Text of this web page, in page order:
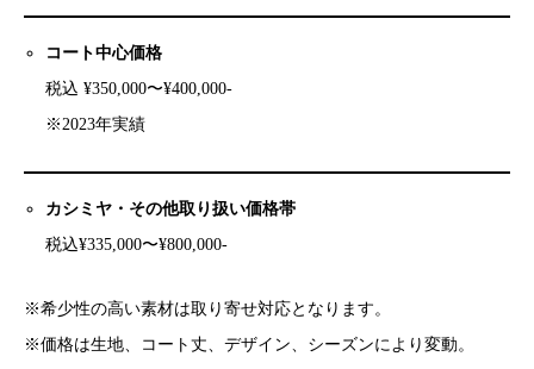
コート中心価格
税込 ¥350,000〜¥400,000-
※2023年実績
カシミヤ・その他取り扱い価格帯
税込¥335,000〜¥800,000-
※希少性の高い素材は取り寄せ対応となります。
※価格は生地、コート丈、デザイン、シーズンにより変動。